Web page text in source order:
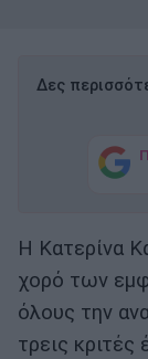
Δες
Η Κατερίνα
χορό των
όλους την
τρεις κριτές